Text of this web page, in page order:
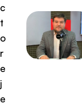
c
t
o
r
e
j
e